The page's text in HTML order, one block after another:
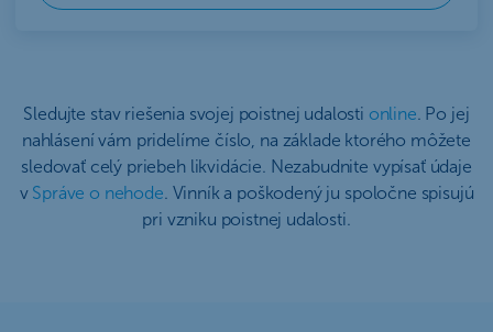
Sledujte stav riešenia svojej poistnej udalosti online . Po jej
nahlásení vám pridelíme číslo, na základe ktorého môžete
sledovať celý priebeh likvidácie. Nezabudnite vypísať údaje
v Správe o nehode . Vinník a poškodený ju spoločne spisujú
pri vzniku poistnej udalosti.